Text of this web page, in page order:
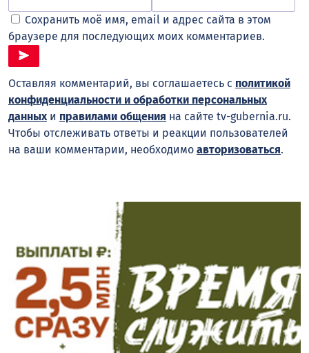
Сохранить моё имя, email и адрес сайта в этом
браузере для последующих моих комментариев.
Оставляя комментарий, вы соглашаетесь с политикой
конфиденциальности и обработки персональных
данныхи правилами общения на сайте tv-gubernia.ru.
Чтобы отслеживать ответы и реакции пользователей
на ваши комментарии, необходимо авторизоваться.